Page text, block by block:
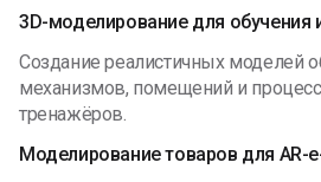
3D-моделирование для обучения
Создание реалистичных моделей
механизмов, помещений и
тренажёров.
Моделирование товаров для AR-